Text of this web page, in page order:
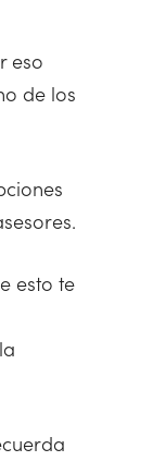
eso
de los
esto te